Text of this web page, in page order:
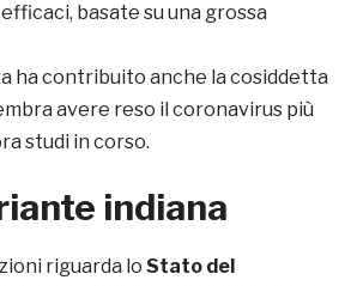
basate su una grossa
ha contribuito anche la cosiddetta
avere reso il coronavirus più
studi in corso.
indiana
riguarda lo Stato del